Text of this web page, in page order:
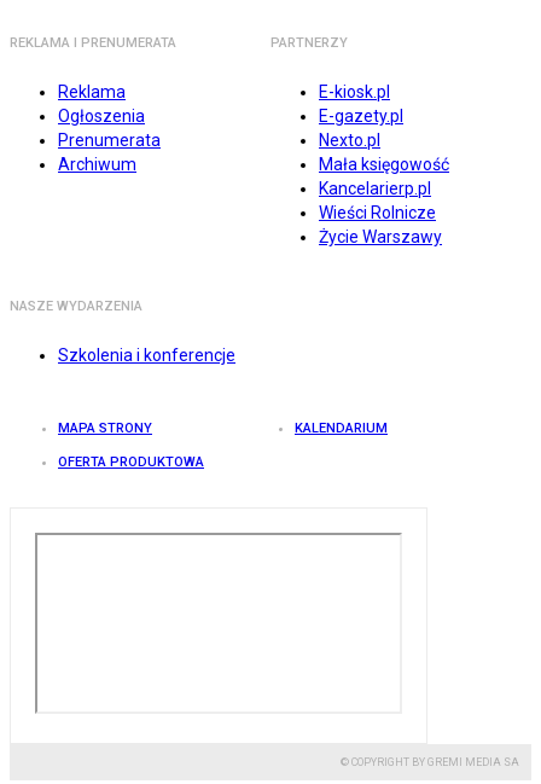
REKLAMA I PRENUMERATA
Reklama
Ogłoszenia
Prenumerata
Archiwum
PARTNERZY
E-kiosk.pl
E-gazety.pl
Nexto.pl
Mała księgowość
Kancelarierp.pl
Wieści Rolnicze
Życie Warszawy
NASZE WYDARZENIA
Szkolenia i konferencje
MAPA STRONY KALENDARIUM
OFERTA PRODUKTOWA
© COPYRIGHT BY GREMI MEDIA SA